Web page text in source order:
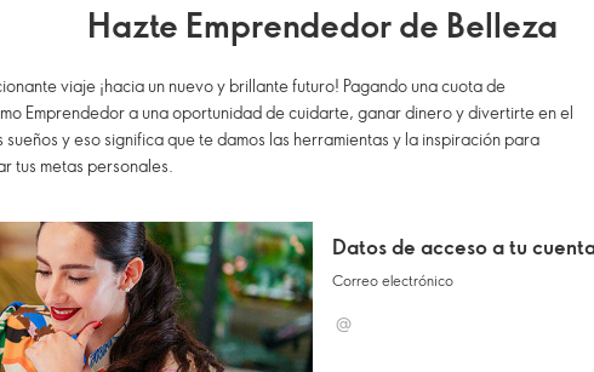
Hazte Emprendedor de Belleza
viaje ¡hacia un nuevo y brillante futuro! Pagando una cuota de
Emprendedor a una oportunidad de cuidarte, ganar dinero y divertirte en el
y eso significa que te damos las herramientas y la inspiración para
tus metas personales.
Datos de acceso a tu
Correo electrónico